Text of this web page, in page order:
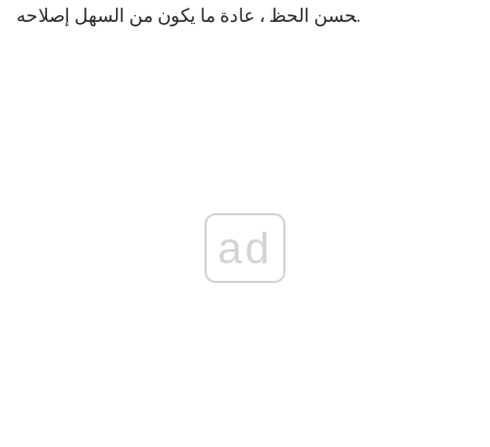
حسن الحظ ، عادة ما يكون من السهل إصلاحه.
ad